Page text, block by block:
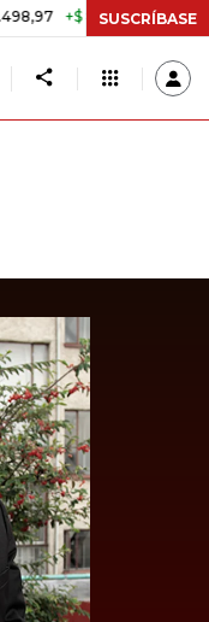
+$ 8.753,81 +2,19%
SUSCRÍBASE